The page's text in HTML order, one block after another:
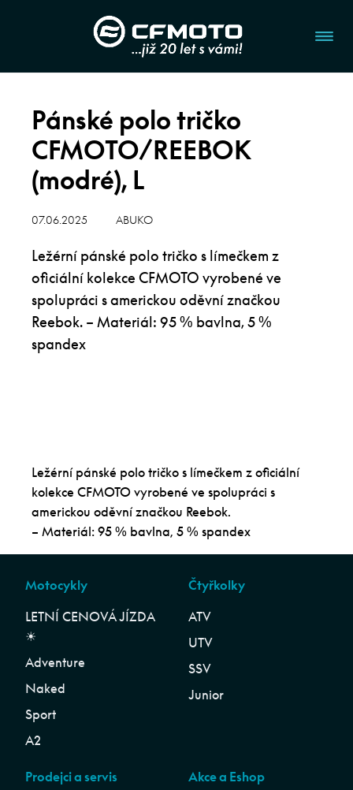
Pánské polo tričko
CFMOTO/REEBOK
(modré), L
07.06.2025 ABUKO
Ležérní pánské polo tričko s límečkem z
oficiální kolekce CFMOTO vyrobené ve
spolupráci s americkou oděvní značkou
Reebok. – Materiál: 95 % bavlna, 5 %
spandex
Ležérní pánské polo tričko s límečkem z oficiální
kolekce CFMOTO vyrobené ve spolupráci s
americkou oděvní značkou Reebok.
– Materiál: 95 % bavlna, 5 % spandex
Motocykly
LETNÍ CENOVÁ JÍZDA
☀︎
Adventure
Naked
Sport
A2
Čtyřkolky
ATV
UTV
SSV
Junior
Prodejci a servis
Akce a Eshop